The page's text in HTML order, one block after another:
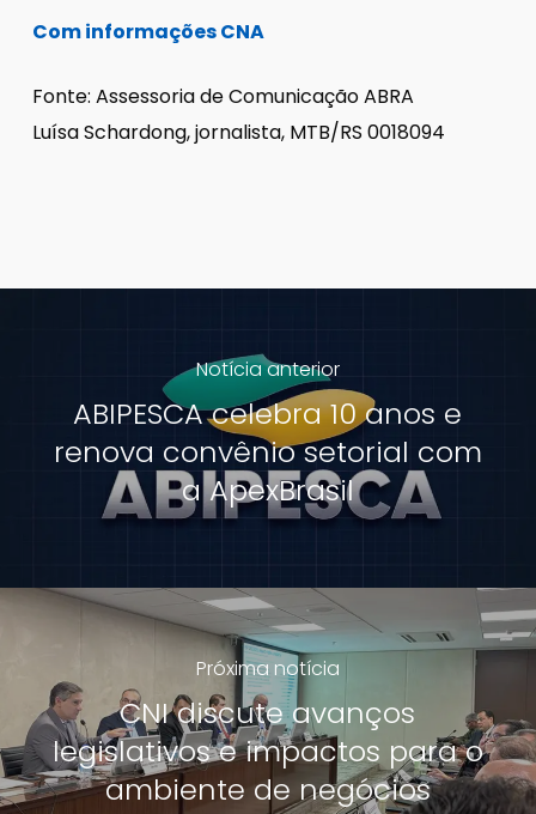
Com informações CNA
Fonte: Assessoria de Comunicação ABRA
Luísa Schardong, jornalista, MTB/RS 0018094
Notícia anterior
ABIPESCA celebra 10 anos e
renova convênio setorial com
a ApexBrasil
Próxima notícia
CNI discute avanços
legislativos e impactos para o
ambiente de negócios